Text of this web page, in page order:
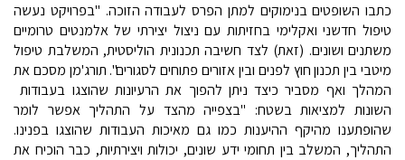
כתבו השופטים בנימוקים למתן הפרס לעבודה הזוכה. "בפרויקט נעשה
טיפול חדשני ואקלימי בחזיתות עם ניצול יצירתי של אלמנטים טרומיים
משתנים ושונים. (זאת) לצד חשיבה תכנונית הוליסטית, המשלבת טיפול
מיטבי בין תכנון חוץ לפנים ובין אזורים פתוחים לסגורים". תורג'מן מסכם את
המהלך ואף מסביר כיצד ניתן להפוך את הרעיונות שהוצגו בעבודות
השונות למציאות בשטח: "בצפייה מהצד על התהליך אפשר לומר
שהופתענו מהיקף ההיענות כמו גם מאיכות העבודות שהוצגו בפנינו.
התהליך, המשלב בין תחומי ידע שונים, יכולות ויצירתיות, כבר הוכיח את